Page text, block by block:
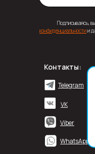
Подписываясь,
конфиденциальностии
Контакты:
Telegram
WhatsApp
VK
Viber